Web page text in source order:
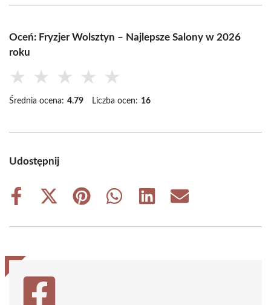
Oceń: Fryzjer Wolsztyn – Najlepsze Salony w 2026
roku
★ ★ ★ ★ ★
Średnia ocena: 4.79 Liczba ocen: 16
Udostępnij
Share
Share
(Twitter)
Share
Share
Share
Share